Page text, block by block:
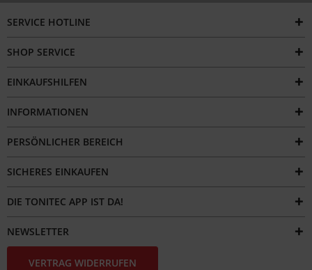
SERVICE HOTLINE
SHOP SERVICE
EINKAUFSHILFEN
INFORMATIONEN
PERSÖNLICHER BEREICH
SICHERES EINKAUFEN
DIE TONITEC APP IST DA!
NEWSLETTER
VERTRAG WIDERRUFEN